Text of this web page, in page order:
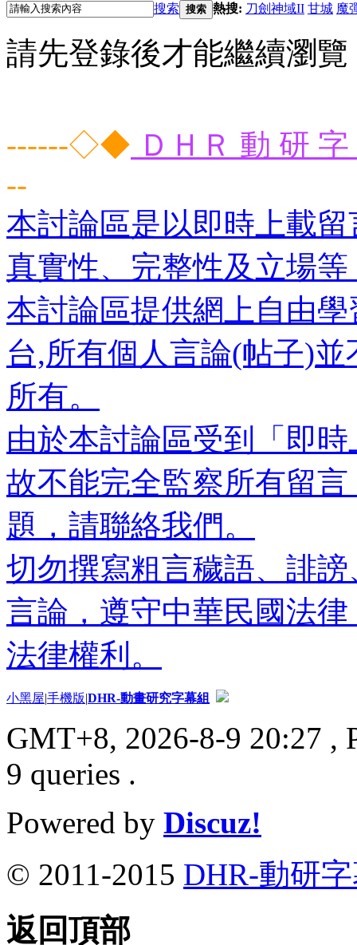
搜索 搜索 熱搜: 刀劍神域II 甘城 魔
請先登錄後才能繼續瀏覽
------◇◆ ＤＨＲ 動 研
--
本討論區是以即時上載
真實性、完整性及立場
本討論區提供網上自由
台,所有個人言論(帖子)
所有。
由於本討論區受到「即
故不能完全監察所有留
題，請聯絡我們。
切勿撰寫粗言穢語、誹
言論，遵守中華民國法
法律權利。
小黑屋|手機版|DHR-動畫研究字幕組
GMT+8, 2026-8-9 20:27 ,
9 queries .
Powered by Discuz!
© 2011-2015 DHR-動研
返回頂部